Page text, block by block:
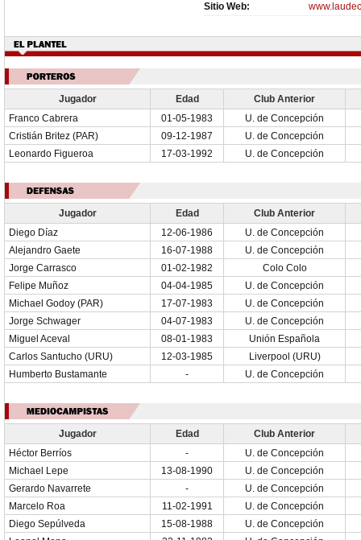
Sitio Web:
Jugador Edad
Club Anterior
Franco Cabrera
01-05-1983
U. de Concepción
Cristián Britez (PAR)
09-12-1987
U. de Concepción
Leonardo Figueroa
17-03-1992 U. de Concepción
Jugador Edad
Club Anterior
Diego Díaz
12-06-1986
U. de Concepción
Alejandro Gaete
16-07-1988
U. de Concepción
Jorge Carrasco
01-02-1982
Colo Colo
Felipe Muñoz
04-04-1985
U. de Concepción
Michael Godoy (PAR)
17-07-1983
U. de Concepción
Jorge Schwager
04-07-1983
U. de Concepción
Miguel Aceval
08-01-1983
Unión Española
Carlos Santucho (URU)
12-03-1985
Liverpool (URU)
Humberto Bustamante
- U. de Concepción
Jugador Edad
Club Anterior
Héctor Berríos
-
U. de Concepción
Michael Lepe
13-08-1990
U. de Concepción
Gerardo Navarrete
-
U. de Concepción
Marcelo Roa
11-02-1991
U. de Concepción
Diego Sepúlveda
15-08-1988
U. de Concepción